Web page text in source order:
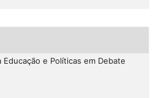
e Políticas em Debate